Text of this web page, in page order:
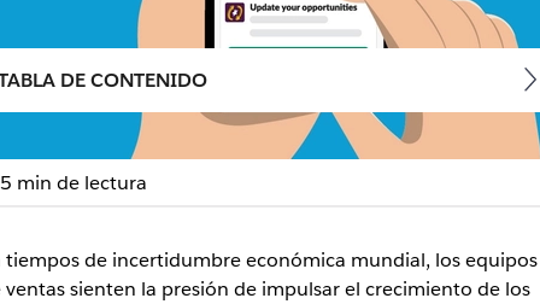
los equipos de
DE CONTENIDO
5 min de lectura
tiempos de incertidumbre económica mundial, los equipos
ventas sienten la presión de impulsar el crecimiento de los